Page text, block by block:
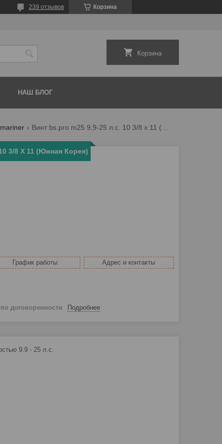
Корзина
239 отзывов
Корзина
НАШ БЛОГ
Винт bs.pro m25 9,9-25 л.с. 10 3/8 x 11 (южная корея)
3/8 X 11 (Южная Корея)
График работы Адрес и контакты
по договоренности Подробнее
9.9 - 25 л.с.